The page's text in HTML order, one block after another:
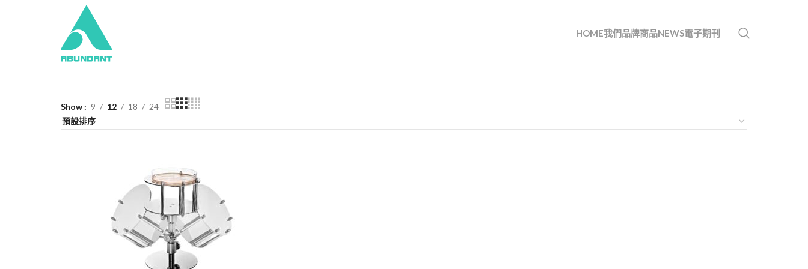
HOME我們品牌商品NEWS電子期刊
Show 9 12 18 24